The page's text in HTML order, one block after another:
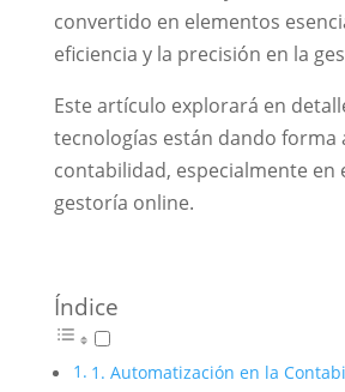
convertido en elementos
eficiencia y la precisión en la
Este artículo explorará en
tecnologías están dando forma
contabilidad, especialmente en
gestoría online.
Índice
1. Automatización en la